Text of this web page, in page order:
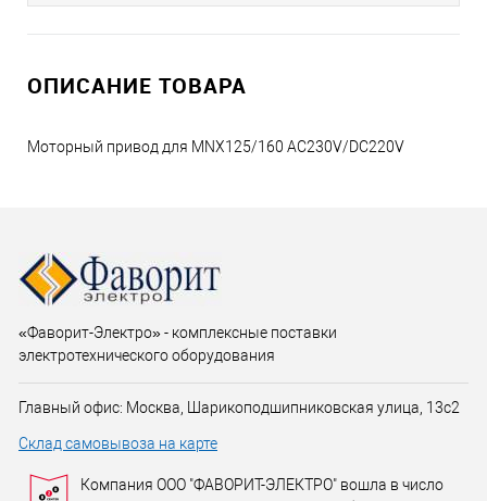
ОПИСАНИЕ ТОВАРА
Моторный привод для MNX125/160 AC230V/DC220V
«Фаворит-Электро» - комплексные поставки
электротехнического оборудования
Главный офис: Москва, Шарикоподшипниковская улица, 13с2
Склад самовывоза на карте
Компания ООО "ФАВОРИТ-ЭЛЕКТРО" вошла в число